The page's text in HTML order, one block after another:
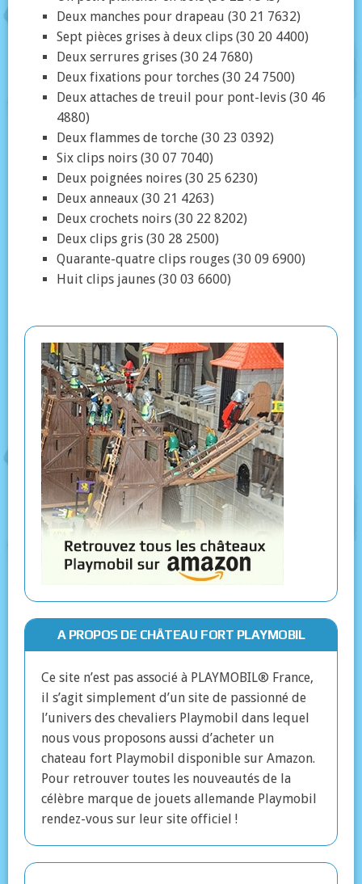
Deux manches pour drapeau (30 21 7632)
Sept pièces grises à deux clips (30 20 4400)
Deux serrures grises (30 24 7680)
Deux fixations pour torches (30 24 7500)
Deux attaches de treuil pour pont-levis (30 46
4880)
Deux flammes de torche (30 23 0392)
Six clips noirs (30 07 7040)
Deux poignées noires (30 25 6230)
Deux anneaux (30 21 4263)
Deux crochets noirs (30 22 8202)
Deux clips gris (30 28 2500)
Quarante-quatre clips rouges (30 09 6900)
Huit clips jaunes (30 03 6600)
A PROPOS DE CHÂTEAU FORT PLAYMOBIL
Ce site n’est pas associé à PLAYMOBIL® France,
il s’agit simplement d’un site de passionné de
l’univers des chevaliers Playmobil dans lequel
nous vous proposons aussi d’acheter un
chateau fort Playmobil disponible sur Amazon.
Pour retrouver toutes les nouveautés de la
célèbre marque de jouets allemande Playmobil
rendez-vous sur leur site officiel !